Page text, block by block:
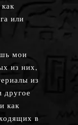
или
мои
из них,
из
другое
как
в